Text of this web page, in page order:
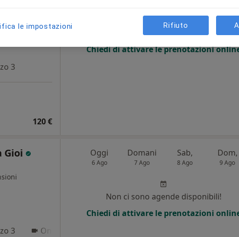
3
120 €
Non ci sono agende disponibili!
Chiedi di attivare le prenotazioni
Gioi
3 Online
Oggi
6 Ago
Domani
7 Ago
Sab,
8 Ago
Dom,
9 Ago
Non ci sono agende disponibili!
Chiedi di attivare le prenotazioni
le impostazioni Rifiuto